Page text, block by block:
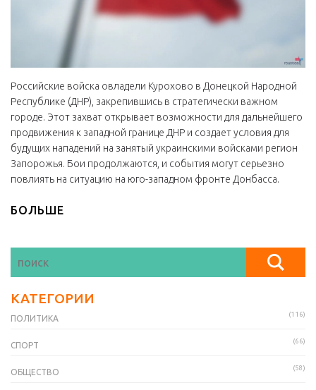
Российские войска овладели Курохово в Донецкой Народной
Республике (ДНР), закрепившись в стратегически важном
городе. Этот захват открывает возможности для дальнейшего
продвижения к западной границе ДНР и создает условия для
будущих нападений на занятый украинскими войсками регион
Запорожья. Бои продолжаются, и события могут серьезно
повлиять на ситуацию на юго-западном фронте Донбасса.
БОЛЬШЕ
КАТЕГОРИИ
ПОЛИТИКА (116)
СПОРТ (66)
ОБЩЕСТВО (58)